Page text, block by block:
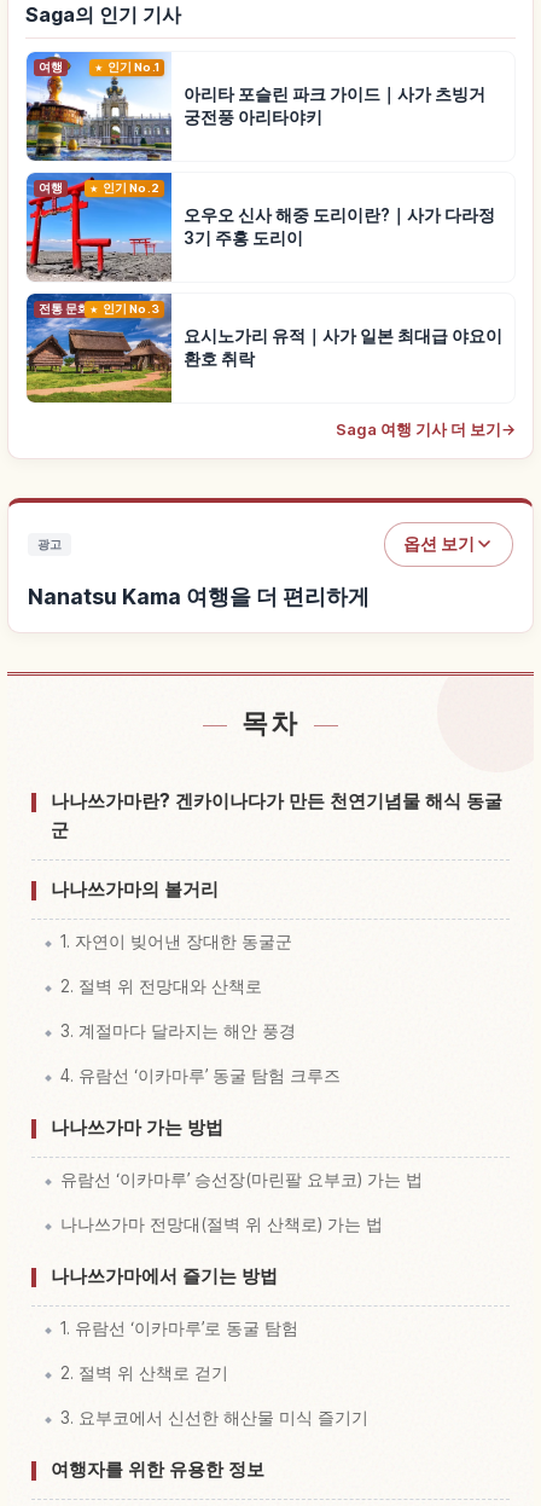
Saga의 인기 기사
여행 인기 No.1
아리타 포슬린 파크 가이드｜사가 츠빙거
궁전풍 아리타야키
여행 인기 No.2
오우오 신사 해중 도리이란?｜사가 다라정
3기 주홍 도리이
전통 문화 인기 No.3
요시노가리 유적｜사가 일본 최대급 야요이
환호 취락
Saga 여행 기사 더 보기 →
광고 옵션 보기
Nanatsu Kama 여행을 더 편리하게
Nanatsu Kama 근처 숙소 찾기
Nanatsu Kama 체험 찾기↗
목차
나나쓰가마란? 겐카이나다가 만든 천연기념물 해식 동굴
군
나나쓰가마의 볼거리
1. 자연이 빚어낸 장대한 동굴군
2. 절벽 위 전망대와 산책로
3. 계절마다 달라지는 해안 풍경
4. 유람선 ‘이카마루’ 동굴 탐험 크루즈
나나쓰가마 가는 방법
유람선 ‘이카마루’ 승선장(마린팔 요부코) 가는 법
나나쓰가마 전망대(절벽 위 산책로) 가는 법
나나쓰가마에서 즐기는 방법
1. 유람선 ‘이카마루’로 동굴 탐험
2. 절벽 위 산책로 걷기
3. 요부코에서 신선한 해산물 미식 즐기기
여행자를 위한 유용한 정보